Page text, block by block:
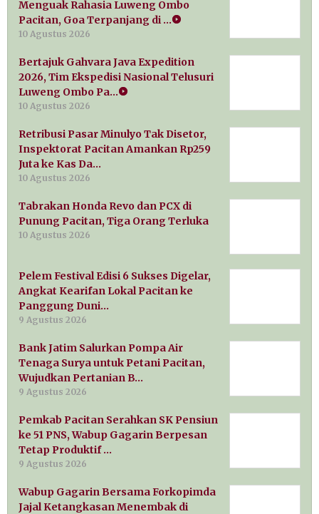
Menguak Rahasia Luweng Ombo
Pacitan, Goa Terpanjang di …
10 Agustus 2026
Bertajuk Gahvara Java Expedition
2026, Tim Ekspedisi Nasional Telusuri
Luweng Ombo Pa…
10 Agustus 2026
Retribusi Pasar Minulyo Tak Disetor,
Inspektorat Pacitan Amankan Rp259
Juta ke Kas Da…
10 Agustus 2026
Tabrakan Honda Revo dan PCX di
Punung Pacitan, Tiga Orang Terluka
10 Agustus 2026
Pelem Festival Edisi 6 Sukses Digelar,
Angkat Kearifan Lokal Pacitan ke
Panggung Duni…
9 Agustus 2026
Bank Jatim Salurkan Pompa Air
Tenaga Surya untuk Petani Pacitan,
Wujudkan Pertanian B…
9 Agustus 2026
Pemkab Pacitan Serahkan SK Pensiun
ke 51 PNS, Wabup Gagarin Berpesan
Tetap Produktif …
9 Agustus 2026
Wabup Gagarin Bersama Forkopimda
Jajal Ketangkasan Menembak di